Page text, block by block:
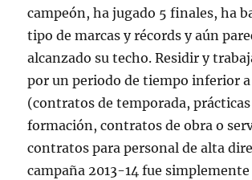
campeón, ha jugado 5 finales, ha
tipo de marcas y récords y aún
alcanzado su techo. Residir y
por un periodo de tiempo inferior
(contratos de temporada, prácticas
formación, contratos de obra o
contratos para personal de alta
campaña 2013-14 fue simplemente